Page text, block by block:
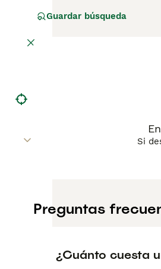
sido muy apreciado. Como
Guardar búsqueda
Si
Preguntas
¿Cuánto cuesta